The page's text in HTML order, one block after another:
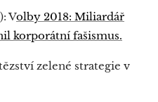
Volby 2018: Miliardář
korporátní fašismus.
zelené strategie v